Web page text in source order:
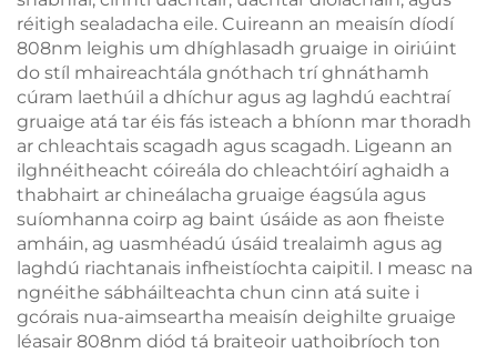
réitigh sealadacha eile. Cuireann an meaisín díodí
808nm leighis um dhíghlasadh gruaige in oiriúint
do stíl mhaireachtála gnóthach trí ghnáthamh
cúram laethúil a dhíchur agus ag laghdú eachtraí
gruaige atá tar éis fás isteach a bhíonn mar thoradh
ar chleachtais scagadh agus scagadh. Ligeann an
ilghnéitheacht cóireála do chleachtóirí aghaidh a
thabhairt ar chineálacha gruaige éagsúla agus
suíomhanna coirp ag baint úsáide as aon fheiste
amháin, ag uasmhéadú úsáid trealaimh agus ag
laghdú riachtanais infheistíochta caipitil. I measc na
ngnéithe sábháilteachta chun cinn atá suite i
gcórais nua-aimseartha meaisín deighilte gruaige
léasair 808nm diód tá braiteoir uathoibríoch ton